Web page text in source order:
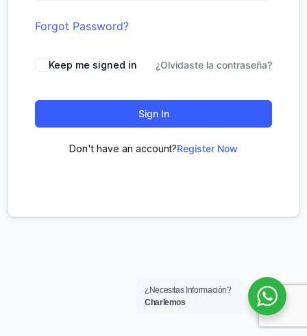
Forgot Password?
Keep me signed in ¿Olvidaste la contraseña?
Sign In
Don't have an account?Register Now
¿Necesitas Información?
Charlemos